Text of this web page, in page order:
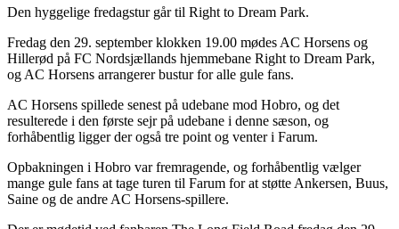
Den hyggelige fredagstur går til Right to Dream Park.
Fredag den 29. september klokken 19.00 mødes AC Horsens og
Hillerød på FC Nordsjællands hjemmebane Right to Dream Park,
og AC Horsens arrangerer bustur for alle gule fans.
AC Horsens spillede senest på udebane mod Hobro, og det
resulterede i den første sejr på udebane i denne sæson, og
forhåbentlig ligger der også tre point og venter i Farum.
Opbakningen i Hobro var fremragende, og forhåbentlig vælger
mange gule fans at tage turen til Farum for at støtte Ankersen, Buus,
Saine og de andre AC Horsens-spillere.